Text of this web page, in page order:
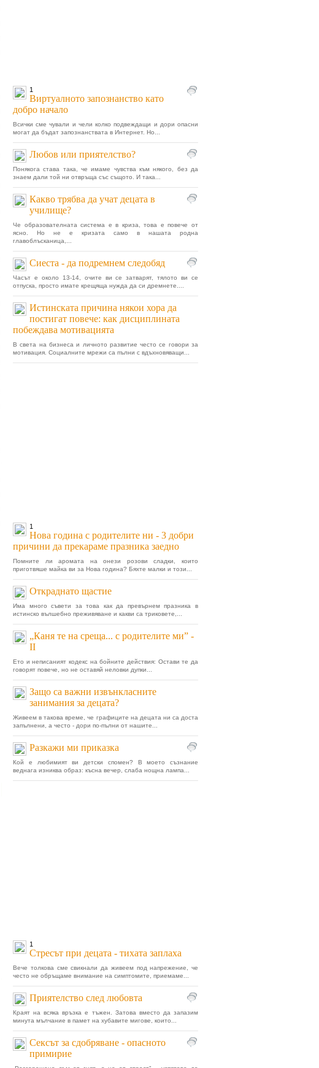
1
Виртуалното запознанство като
добро начало
Всички сме чували и чели колко подвеждащи и дори опасни
могат да бъдат запознанствата в Интернет. Но...
Любов или приятелство?
Понякога става така, че имаме чувства към някого, без да
знаем дали той ни отвръща със същото. И така...
Какво трябва да учат децата в
училище?
Че образователната система е в криза, това е повече от
ясно. Но не е кризата само в нашата родна
главоблъсканица,...
Сиеста - да подремнем следобяд
Часът е около 13-14, очите ви се затварят, тялото ви се
отпуска, просто имате крещяща нужда да си дремнете....
Истинската причина някои хора да
постигат повече: как дисциплината
побеждава мотивацията
В света на бизнеса и личното развитие често се говори за
мотивация. Социалните мрежи са пълни с вдъхновяващи...
1
Нова година с родителите ни - 3 добри
причини да прекараме празника заедно
Помните ли аромата на онези розови сладки, които
приготвяше майка ви за Нова година? Бяхте малки и този...
Откраднато щастие
Има много съвети за това как да превърнем празника в
истинско вълшебно преживяване и какви са триковете,...
„Каня те на среща... с родителите ми” -
II
Ето и неписаният кодекс на бойните действия: Остави те да
говорят повече, но не оставяй неловки дупки...
Защо са важни извънкласните
занимания за децата?
Живеем в такова време, че графиците на децата ни са доста
запълнени, а често - дори по-пълни от нашите...
Разкажи ми приказка
Кой е любимият ви детски спомен? В моето съзнание
веднага изниква образ: късна вечер, слаба нощна лампа...
1
Стресът при децата - тихата заплаха
Вече толкова сме свикнали да живеем под напрежение, че
често не обръщаме внимание на симптомите, приемаме...
Приятелство след любовта
Краят на всяка връзка е тъжен. Затова вместо да запазим
минута мълчание в памет на хубавите мигове, които...
Сексът за сдобряване - опасното
примирие